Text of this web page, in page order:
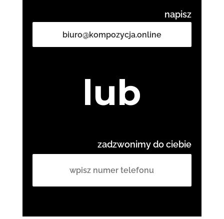
napisz
biuro@kompozycja.online
lub
zadzwonimy do ciebie